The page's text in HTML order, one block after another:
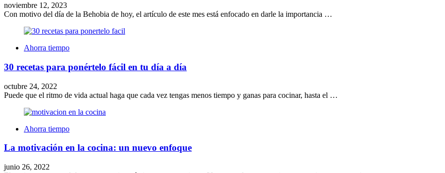
noviembre 12, 2023
Con motivo del día de la Behobia de hoy, el artículo de este mes está enfocado en darle la importancia …
Ahorra tiempo
30 recetas para ponértelo fácil en tu día a día
octubre 24, 2022
Puede que el ritmo de vida actual haga que cada vez tengas menos tiempo y ganas para cocinar, hasta el …
Ahorra tiempo
La motivación en la cocina: un nuevo enfoque
junio 26, 2022